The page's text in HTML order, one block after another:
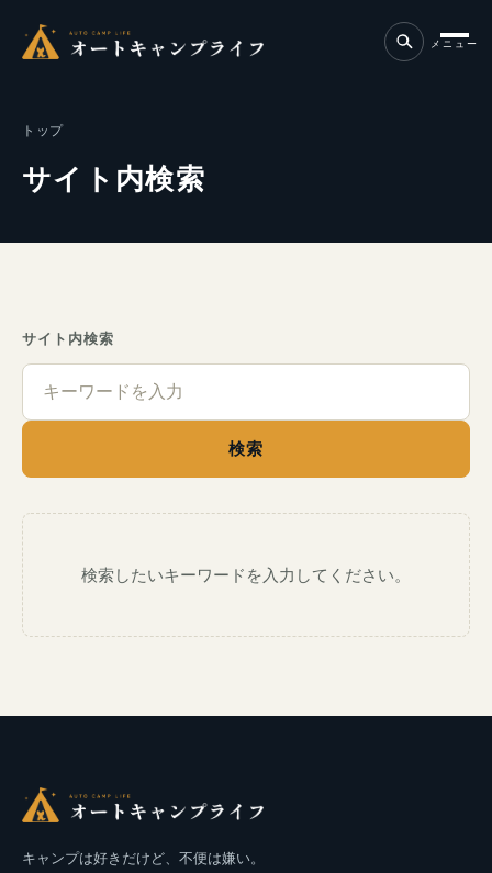
メニュー
トップ
サイト内検索
サイト内検索
検索
検索したいキーワードを入力してください。
キャンプは好きだけど、不便は嫌い。